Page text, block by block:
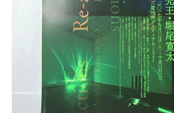
・尾中 俊介
・田中 慶二